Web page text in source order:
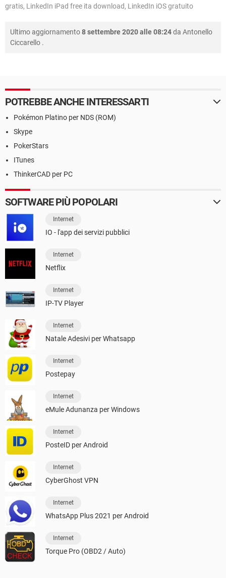
gratis, LinkedIn iPad free ita download, LinkedIn iOS gratuito
Ultimo aggiornamento8 settembre 2020 alle 08:24da Antonello
Ciccarello .
POTREBBE ANCHE INTERESSARTI
Pokémon Platino per NDS (ROM)
Skype
PokerStars
ITunes
ThinkerCAD per PC
SOFTWARE PIÙ POPOLARI
Internet
IO - l'app dei servizi pubblici
Internet
Netflix
Internet
IP-TV Player
Internet
Natale Adesivi per Whatsapp
Internet
Postepay
Internet
eMule Adunanza per Windows
Internet
PosteID per Android
Internet
CyberGhost VPN
Internet
WhatsApp Plus 2021 per Android
Internet
Torque Pro (OBD2 / Auto)